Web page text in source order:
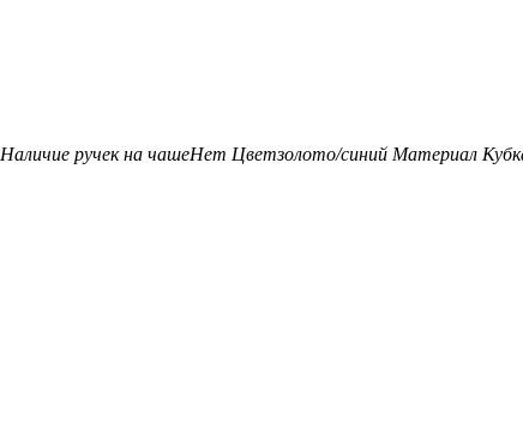
Наличие ручек на чашеНет Цветзолото/синий Материал